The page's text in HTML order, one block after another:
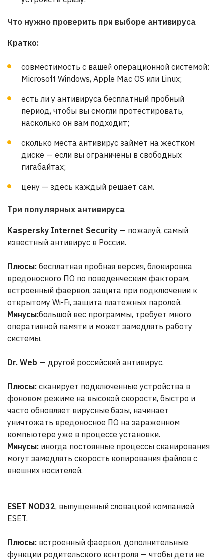
Что нужно проверить при выборе антивируса
Кратко:
совместимость с вашей операционной системой:
Microsoft Windows, Apple Mac OS или Linux;
есть ли у антивируса бесплатный пробный
период, чтобы вы смогли протестировать,
насколько он вам подходит;
сколько места антивирус займет на жестком
диске — если вы ограничены в свободных
гигабайтах;
цену — здесь каждый решает сам.
Три популярных антивируса
Kaspersky Internet Security — пожалуй, самый
известный антивирус в России.
Плюсы: бесплатная пробная версия, блокировка
вредоносного ПО по поведенческим факторам,
встроенный фаервол, защита при подключении к
открытому Wi-Fi, защита платежных паролей.
Минусы:большой вес программы, требует много
оперативной памяти и может замедлять работу
системы.
Dr. Web — другой российский антивирус.
Плюсы: сканирует подключенные устройства в
фоновом режиме на высокой скорости, быстро и
часто обновляет вирусные базы, начинает
уничтожать вредоносное ПО на зараженном
компьютере уже в процессе установки.
Минусы: иногда постоянные процессы сканирования
могут замедлять скорость копирования файлов с
внешних носителей.
ESET NOD32, выпущенный словацкой компанией
ESET.
Плюсы: встроенный фаервол, дополнительные
функции родительского контроля — чтобы дети не